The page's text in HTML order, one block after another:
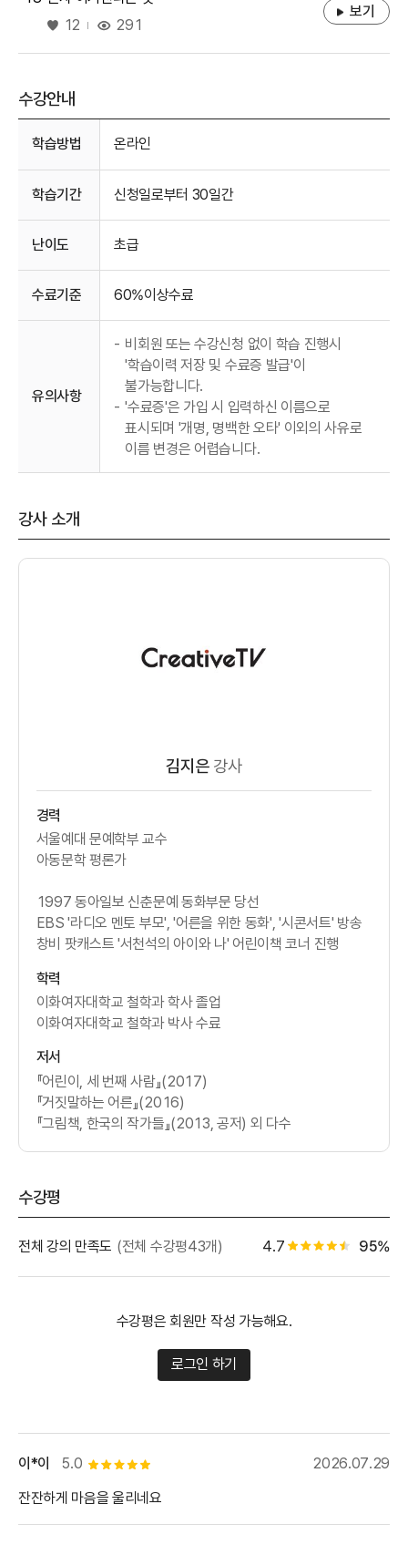
좋아요
12 291
보기
수강안내
학습방법 온라인
학습기간 신청일로부터 30일간
난이도 초급
수료기준 60%이상수료
유의사항
- 비회원 또는 수강신청 없이 학습 진행시
'학습이력 저장 및 수료증 발급'이
불가능합니다.
- '수료증'은 가입 시 입력하신 이름으로
표시되며 '개명, 명백한 오타' 이외의 사유로
이름 변경은 어렵습니다.
강사 소개
김지은강사
경력
서울예대 문예학부 교수
아동문학 평론가
1997 동아일보 신춘문예 동화부문 당선
EBS '라디오 멘토 부모', '어른을 위한 동화', '시콘서트' 방송
창비 팟캐스트 '서천석의 아이와 나' 어린이책 코너 진행
학력
이화여자대학교 철학과 학사 졸업
이화여자대학교 철학과 박사 수료
저서
『어린이, 세 번째 사람』(2017)
『거짓말하는 어른』(2016)
『그림책, 한국의 작가들』(2013, 공저) 외 다수
수강평
전체 강의 만족도 (전체 수강평43개) 4.7 별점 4.5개 별점 백
95%
수강평은 회원만 작성 가능해요.
로그인 하기
5.0 별점 5개
이*이
2026.07.29
잔잔하게 마음을 울리네요